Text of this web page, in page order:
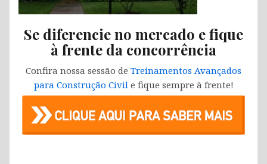
Se diferencie no mercado e fique
à frente da concorrência
Confira nossa sessão de Treinamentos Avançados
para Construção Civile fique sempre à frente!